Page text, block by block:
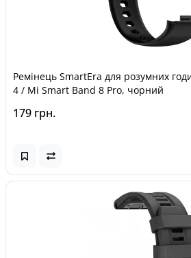
Ремінець SmartEra для розумних
4 / Mi Smart Band 8 Pro, чорний
179 грн.